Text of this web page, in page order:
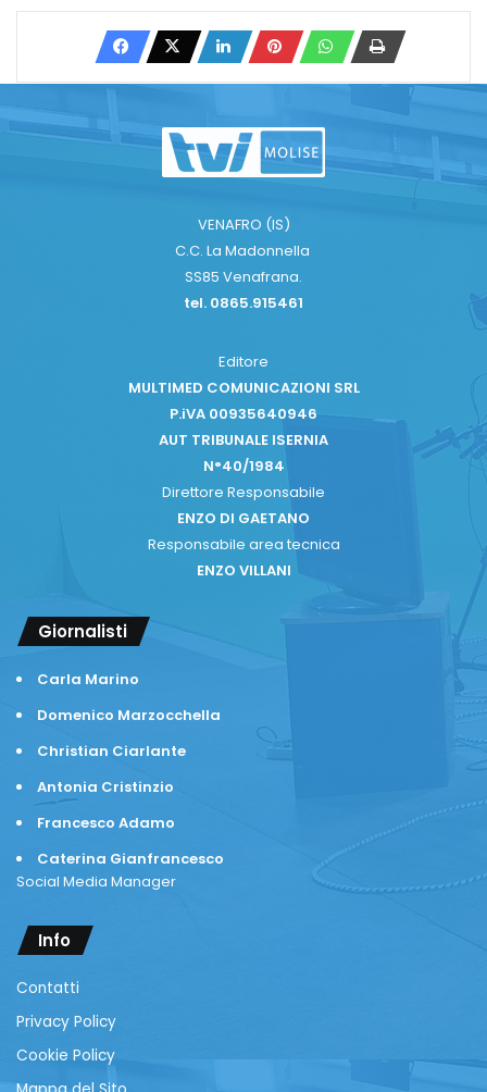
VENAFRO (IS)
C.C. La Madonnella
SS85 Venafrana.
tel. 0865.915461
Editore
MULTIMED COMUNICAZIONI SRL
P.iVA 00935640946
AUT TRIBUNALE ISERNIA
N°40/1984
Direttore Responsabile
ENZO DI GAETANO
Responsabile area tecnica
ENZO VILLANI
Giornalisti
Carla Marino
Domenico Marzocchella
Christian Ciarlante
Antonia Cristinzio
Francesco Adamo
Caterina Gianfrancesco
Social Media Manager
Info
Contatti
Privacy Policy
Cookie Policy